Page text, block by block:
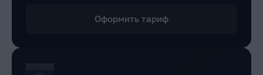
Оформить тариф